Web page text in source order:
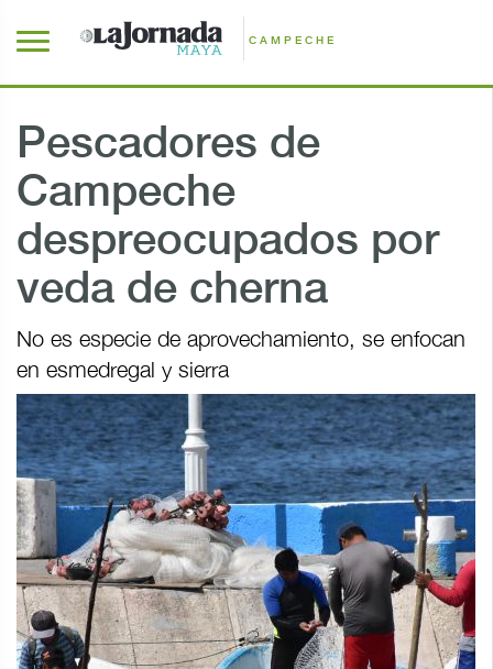
CAMPECHE
Pescadores de
Campeche
despreocupados por
veda de cherna
No es especie de aprovechamiento, se enfocan
en esmedregal y sierra